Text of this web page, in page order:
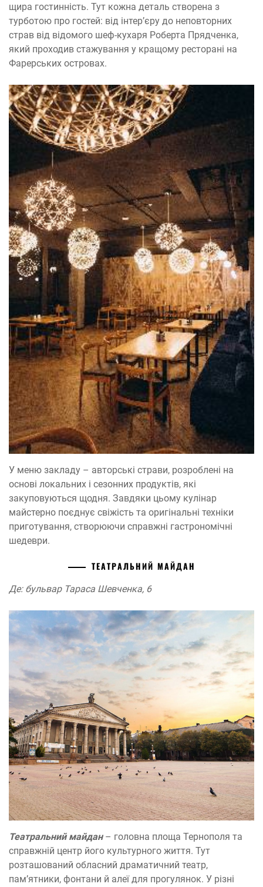
щира гостинність. Тут кожна деталь створена з
турботою про гостей: від інтер’єру до неповторних
страв від відомого шеф-кухаря Роберта Прядченка,
який проходив стажування у кращому ресторані на
Фарерських островах.
У меню закладу – авторські страви, розроблені на
основі локальних і сезонних продуктів, які
закуповуються щодня. Завдяки цьому кулінар
майстерно поєднує свіжість та оригінальні техніки
приготування, створюючи справжні гастрономічні
шедеври.
ТЕАТРАЛЬНИЙ МАЙДАН
Де: бульвар Тараса Шевченка, 6
Театральний майдан – головна площа Тернополя та
справжній центр його культурного життя. Тут
розташований обласний драматичний театр,
пам’ятники, фонтани й алеї для прогулянок. У різні